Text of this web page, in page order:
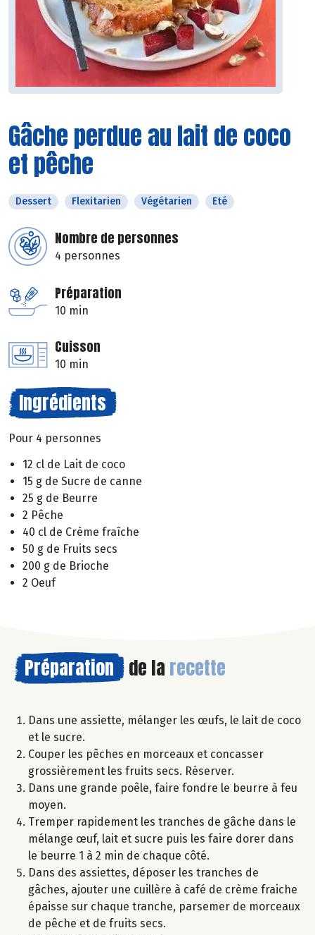
Gâche perdue au lait de coco
et pêche
Dessert Flexitarien Végétarien Eté
Nombre de personnes
4 personnes
Préparation
10 min
Cuisson
10 min
Ingrédients
Pour 4 personnes
12 cl de Lait de coco
15 g de Sucre de canne
25 g de Beurre
2 Pêche
40 cl de Crème fraîche
50 g de Fruits secs
200 g de Brioche
2 Oeuf
Préparation de la recette
Dans une assiette, mélanger les œufs, le lait de coco
et le sucre.
Couper les pêches en morceaux et concasser
grossièrement les fruits secs. Réserver.
Dans une grande poêle, faire fondre le beurre à feu
moyen.
Tremper rapidement les tranches de gâche dans le
mélange œuf, lait et sucre puis les faire dorer dans
le beurre 1 à 2 min de chaque côté.
Dans des assiettes, déposer les tranches de
gâches, ajouter une cuillère à café de crème fraiche
épaisse sur chaque tranche, parsemer de morceaux
de pêche et de fruits secs.